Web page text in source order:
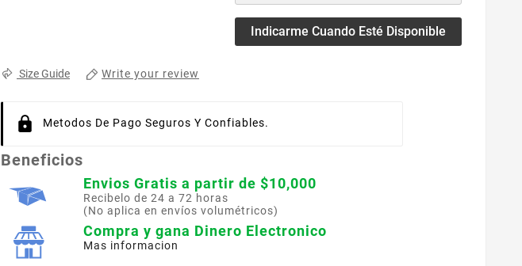
Indicarme Cuando Esté Disponible
Size Guide Write your review
Metodos De Pago Seguros Y Confiables.
Beneficios
Envios Gratis a partir de $10,000
Recibelo de 24 a 72 horas
(No aplica en envíos volumétricos)
Compra y gana Dinero Electronico
Mas informacion